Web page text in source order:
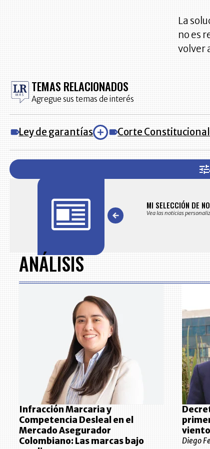
La
no es
volver
TEMAS RELACIONADOS
Agregue sus temas de interés
Ley de garantías Corte Constitucional
noticias seleccionadas por nuestro equipo editorial MI SELECCIÓN DE
Vea las noticias
ANÁLISIS
Infracción Marcaria y
Competencia Desleal en el
Mercado Asegurador
Colombiano: Las marcas bajo
Diego